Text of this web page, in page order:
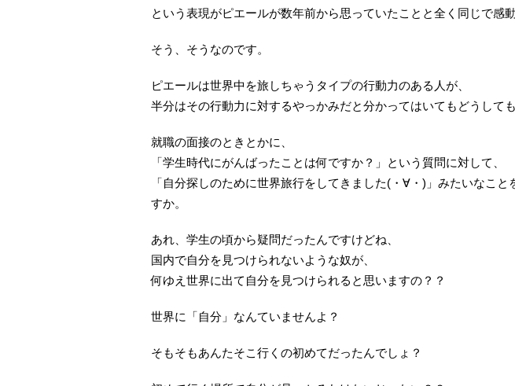
という表現がピエールが数年前から思っていたことと全く同じで感動
そう、そうなのです。
ピエールは世界中を旅しちゃうタイプの行動力のある人が、
半分はその行動力に対するやっかみだと分かってはいてもどうしても
就職の面接のときとかに、
「学生時代にがんばったことは何ですか？」という質問に対して、
「自分探しのために世界旅行をしてきました(・∀・)」みたいなこ
すか。
あれ、学生の頃から疑問だったんですけどね、
国内で自分を見つけられないような奴が、
何ゆえ世界に出て自分を見つけられると思いますの？？
世界に「自分」なんていませんよ？
そもそもあんたそこ行くの初めてだったんでしょ？